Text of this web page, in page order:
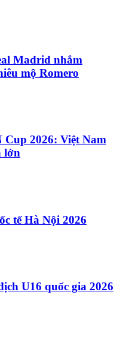
Madrid nhắm
mộ Romero
2026: Việt Nam
lớn
tế Hà Nội 2026
U16 quốc gia 2026